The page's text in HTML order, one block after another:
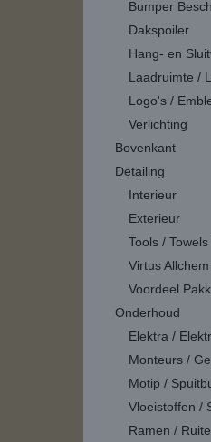
Bumper
Dakspoiler
Hang- en
Laadruimte /
Logo's /
Verlichting
Bovenkant
Detailing
Interieur
Exterieur
Tools /
Virtus
Voordeel
Onderhoud
Elektra /
Monteurs /
Motip /
Vloeistoffen /
Ramen /